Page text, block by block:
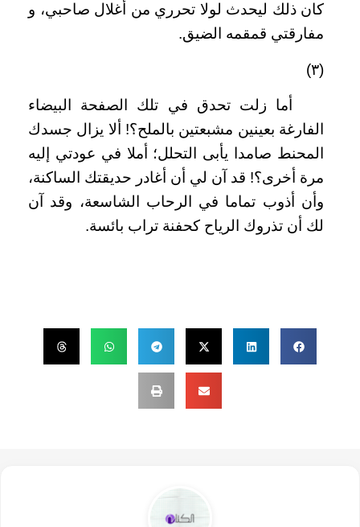
كان ذلك ليحدث لولا تحرري من أغلال صاحبي، و
مفارقتي قمقمه الضيق.
(٣)
أما زلت تحدق في تلك الصفحة البيضاء
الفارغة بعينين مشبعتين بالملح؟! ألا يزال جسدك
المحنط صامدا يأبى التحلل؛ أملا في عودتي إليه
مرة أخرى؟! قد آن لي أن أغادر حديقتك الساكنة،
وأن أذوب تماما في الرحاب الشاسعة، وقد آن
لك أن تذروك الرياح كحفنة تراب بائسة.